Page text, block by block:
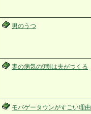
男のうつ
妻の病気の9割は夫がつくる
モバゲータウンがすごい理由